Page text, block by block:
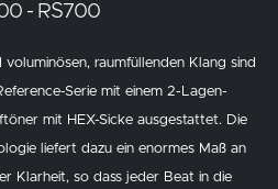
- RS700
voluminösen, raumfüllenden Klang sind
Serie mit einem 2-Lagen-
mit HEX-Sicke ausgestattet. Die
liefert dazu ein enormes Maß an
Klarheit, so dass jeder Beat in die